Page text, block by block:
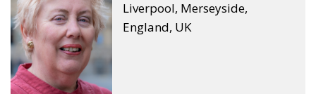
Liverpool, Merseyside,
England, UK